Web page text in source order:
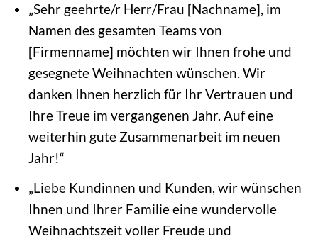
„Sehr geehrte/r Herr/Frau [Nachname], im
Namen des gesamten Teams von
[Firmenname] möchten wir Ihnen frohe und
gesegnete Weihnachten wünschen. Wir
danken Ihnen herzlich für Ihr Vertrauen und
Ihre Treue im vergangenen Jahr. Auf eine
weiterhin gute Zusammenarbeit im neuen
Jahr!“
„Liebe Kundinnen und Kunden, wir wünschen
Ihnen und Ihrer Familie eine wundervolle
Weihnachtszeit voller Freude und